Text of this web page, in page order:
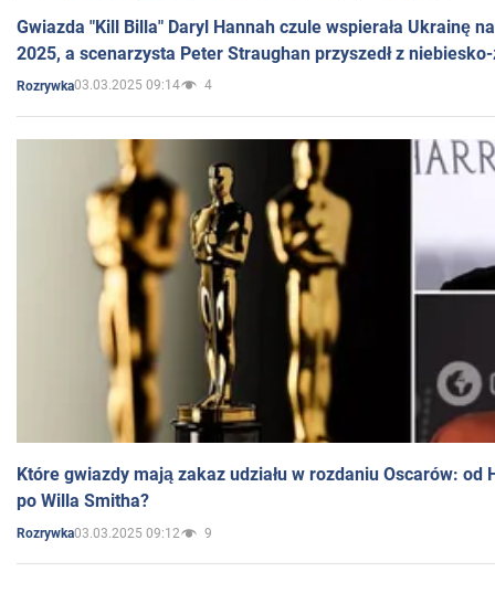
Gwiazda "Kill Billa" Daryl Hannah czule wspierała Ukrainę
2025, a scenarzysta Peter Straughan przyszedł z
Rozrywka03.03.2025 09:14 4
Które gwiazdy mają zakaz udziału w rozdaniu Oscarów: od
po Willa Smitha?
Rozrywka03.03.2025 09:12 9